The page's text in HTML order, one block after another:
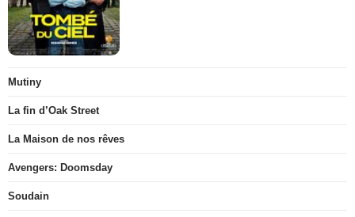
Mutiny
La fin d’Oak Street
La Maison de nos rêves
Avengers: Doomsday
Soudain